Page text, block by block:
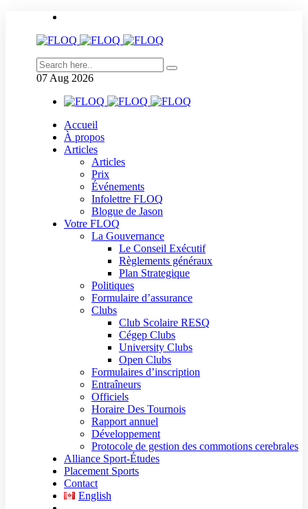
07 Aug 2026
Accueil
À propos
Articles
Articles
Prix
Événements
Infolettre FLOQ
Blogue de Jason
Votre FLOQ
La Gouvernance
Le Conseil Exécutif
Règlements généraux
Plan Strategique
Politiques
Formulaire d’assurance
Clubs
Club Scolaire RESQ
Cégep Clubs
University Clubs
Open Clubs
Formulaires d’inscription
Entraîneurs
Officiels
Horaire Des Tournois
Rapport annuel
Développement
Protocole de gestion des commotions cerebrales
Alliance Sport-Études
Placement Sports
Contact
English